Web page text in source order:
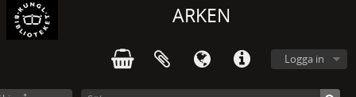
ARKEN
Logga in